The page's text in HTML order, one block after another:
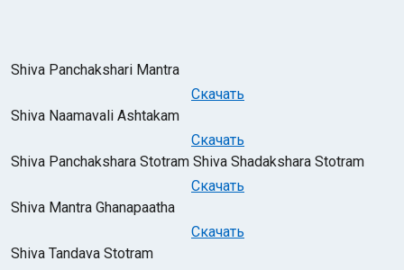
Shiva Panchakshari Mantra
Скачать
Shiva Naamavali Ashtakam
Скачать
Shiva Panchakshara Stotram Shiva Shadakshara Stotram
Скачать
Shiva Mаntra Ghanapaatha
Скачать
Shiva Tandava Stotram